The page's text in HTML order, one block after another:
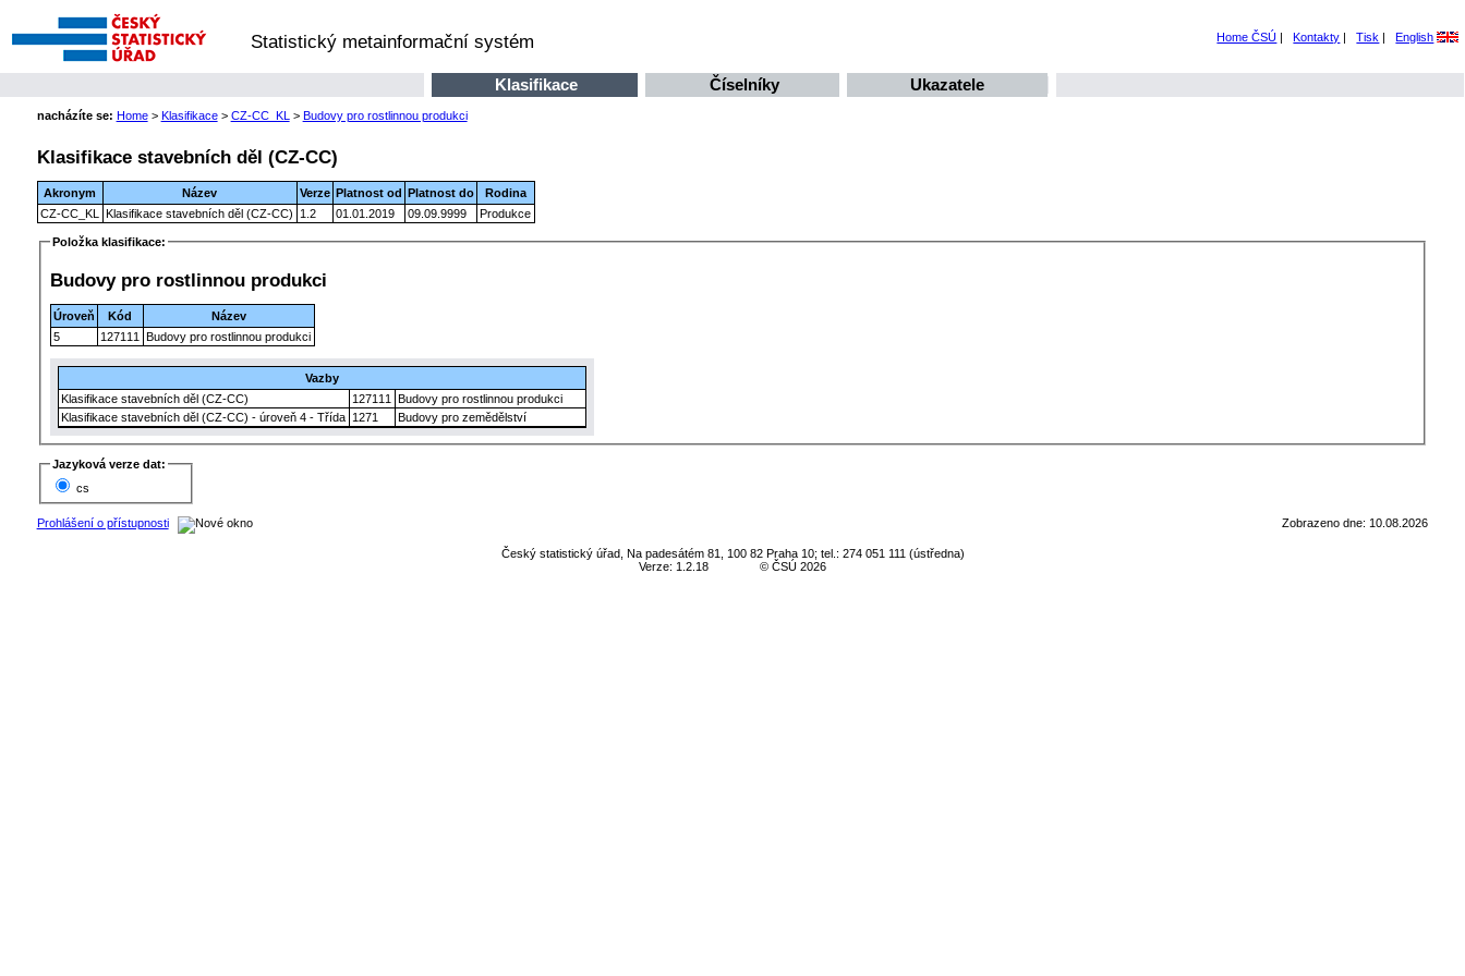
Statistický metainformační systém Home ČSÚ | Kontakty | Tisk | English
Klasifikace Číselníky Ukazatele
nacházíte se: Home> Klasifikace> CZ-CC_KL > Budovy pro rostlinnou produkci
Klasifikace stavebních děl (CZ-CC)
Akronym Název Verze Platnost od Platnost do
Rodina
CZ-CC_KL
Klasifikace stavebních děl (CZ-CC) 1.2 01.01.2019 09.09.9999 Produkce
Položka klasifikace:
Budovy pro rostlinnou produkci
Úroveň Kód
Název
5
127111 Budovy pro rostlinnou produkci
Vazby
Klasifikace stavebních děl (CZ-CC)
127111
Budovy pro rostlinnou produkci
Klasifikace stavebních děl (CZ-CC) - úroveň 4 - Třída 1271 Budovy pro zemědělství
Jazyková verze dat:
cs
Prohlášení o přístupnosti Zobrazeno dne: 10.08.2026
Český statistický úřad, Na padesátém 81, 100 82 Praha 10; tel.: 274 051 111 (ústředna)
Verze: 1.2.18
© ČSÚ 2026